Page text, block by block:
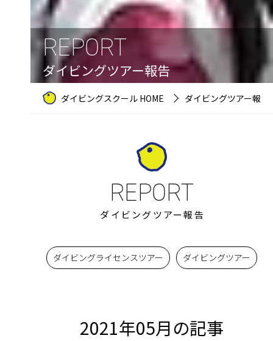
REPORT
ダイビングツアー報告
ダイビングスクール HOME ダイビングツアー報告
ダイビングツアー報告
ダイビングライセンスツアー ダイビングツアー
2021年05月の記事